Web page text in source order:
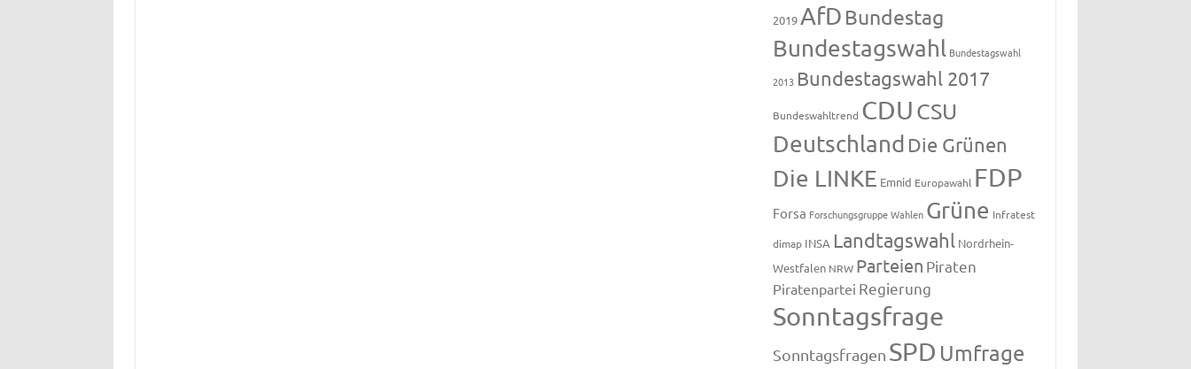
2019AfD Bundestag
Bundestagswahl Bundestagswahl
2013 Bundestagswahl 2017
Bundeswahltrend CDUCSU
Deutschland Die Grünen
Die LINKE Emnid Europawahl FDP
Forsa Forschungsgruppe Wahlen Grüne Infratest
dimap INSA Landtagswahl Nordrhein-
Westfalen NRW Parteien Piraten
Piratenpartei Regierung
Sonntagsfrage
Sonntagsfragen SPD Umfrage